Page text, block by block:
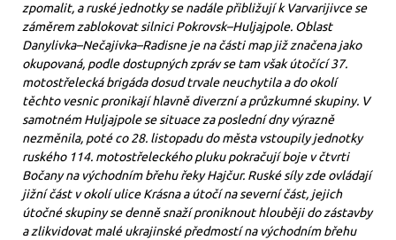
zpomalit, a ruské jednotky se nadále přibližují k Varvarijivce se
záměrem zablokovat silnici Pokrovsk–Huljajpole. Oblast
Danylivka–Nečajivka–Radisne je na části map již značena jako
okupovaná, podle dostupných zpráv se tam však útočící 37.
motostřelecká brigáda dosud trvale neuchytila a do okolí
těchto vesnic pronikají hlavně diverzní a průzkumné skupiny. V
samotném Huljajpole se situace za poslední dny výrazně
nezměnila, poté co 28. listopadu do města vstoupily jednotky
ruského 114. motostřeleckého pluku pokračují boje v čtvrti
Bočany na východním břehu řeky Hajčur. Ruské síly zde ovládají
jižní část v okolí ulice Krásna a útočí na severní část, jejich
útočné skupiny se denně snaží proniknout hlouběji do zástavby
a zlikvidovat malé ukrajinské předmostí na východním břehu